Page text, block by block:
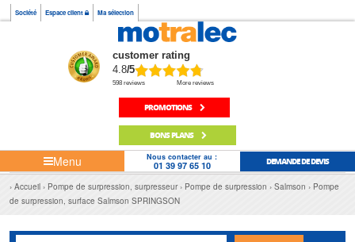
Société Espace client Ma sélection
customer rating
4.8/5
598 reviews More reviews
PROMOTIONS
BONS PLANS
Menu Nous contacter au :
01 39 97 65 10 DEMANDE DE DEVIS
Accueil Pompe de surpression, surpresseur Pompe de surpression Salmson
Pompe
de surpression, surface Salmson SPRINGSON